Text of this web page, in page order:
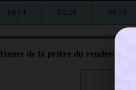
Fri 14 05:26 06:38
Heure de la prière du vendredi à